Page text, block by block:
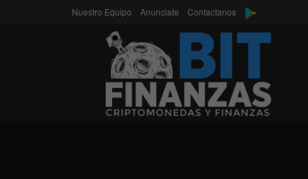
Nuestro Equipo Anunciate Contactanos